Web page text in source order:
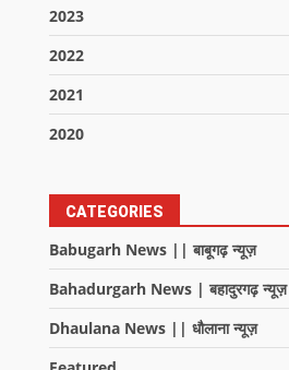
2023
2022
2021
2020
CATEGORIES
Babugarh News || बाबूगढ़ न्यूज़
Bahadurgarh News | बहादुरगढ़ न्यूज़
Dhaulana News || धौलाना न्यूज़